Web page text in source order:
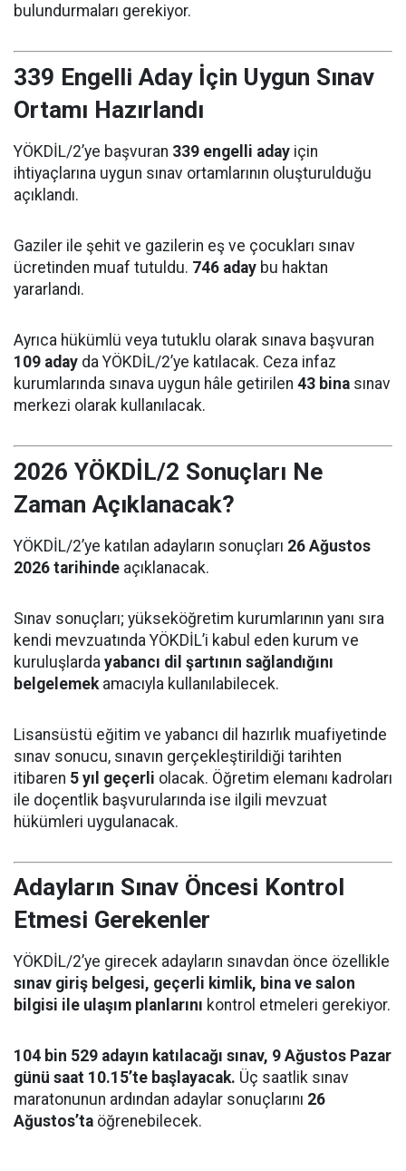
bulundurmaları gerekiyor.
339 Engelli Aday İçin Uygun Sınav
Ortamı Hazırlandı
YÖKDİL/2’ye başvuran 339 engelli aday için
ihtiyaçlarına uygun sınav ortamlarının oluşturulduğu
açıklandı.
Gaziler ile şehit ve gazilerin eş ve çocukları sınav
ücretinden muaf tutuldu. 746 aday bu haktan
yararlandı.
Ayrıca hükümlü veya tutuklu olarak sınava başvuran
109 aday da YÖKDİL/2’ye katılacak. Ceza infaz
kurumlarında sınava uygun hâle getirilen 43 bina sınav
merkezi olarak kullanılacak.
2026 YÖKDİL/2 Sonuçları Ne
Zaman Açıklanacak?
YÖKDİL/2’ye katılan adayların sonuçları 26 Ağustos
2026 tarihinde açıklanacak.
Sınav sonuçları; yükseköğretim kurumlarının yanı sıra
kendi mevzuatında YÖKDİL’i kabul eden kurum ve
kuruluşlarda yabancı dil şartının sağlandığını
belgelemek amacıyla kullanılabilecek.
Lisansüstü eğitim ve yabancı dil hazırlık muafiyetinde
sınav sonucu, sınavın gerçekleştirildiği tarihten
itibaren 5 yıl geçerli olacak. Öğretim elemanı kadroları
ile doçentlik başvurularında ise ilgili mevzuat
hükümleri uygulanacak.
Adayların Sınav Öncesi Kontrol
Etmesi Gerekenler
YÖKDİL/2’ye girecek adayların sınavdan önce özellikle
sınav giriş belgesi, geçerli kimlik, bina ve salon
bilgisi ile ulaşım planlarını kontrol etmeleri gerekiyor.
104 bin 529 adayın katılacağı sınav, 9 Ağustos Pazar
günü saat 10.15’te başlayacak. Üç saatlik sınav
maratonunun ardından adaylar sonuçlarını 26
Ağustos’ta öğrenebilecek.